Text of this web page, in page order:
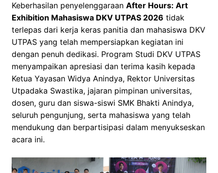
Keberhasilan penyelenggaraan After Hours: Art
Exhibition Mahasiswa DKV UTPAS 2026 tidak
terlepas dari kerja keras panitia dan mahasiswa DKV
UTPAS yang telah mempersiapkan kegiatan ini
dengan penuh dedikasi. Program Studi DKV UTPAS
menyampaikan apresiasi dan terima kasih kepada
Ketua Yayasan Widya Anindya, Rektor Universitas
Utpadaka Swastika, jajaran pimpinan universitas,
dosen, guru dan siswa-siswi SMK Bhakti Anindya,
seluruh pengunjung, serta mahasiswa yang telah
mendukung dan berpartisipasi dalam menyukseskan
acara ini.